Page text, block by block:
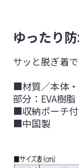
ゆったり
サッと脱ぎ着
■材質／本体
部分：EVA樹脂
■収納ポーチ付
■中国製